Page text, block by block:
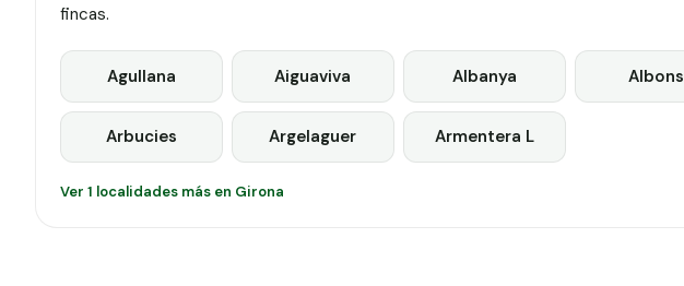
fincas.
Agullana Aiguaviva Albanya Albons
Arbucies Argelaguer Armentera L
Ver 1 localidades más en Girona